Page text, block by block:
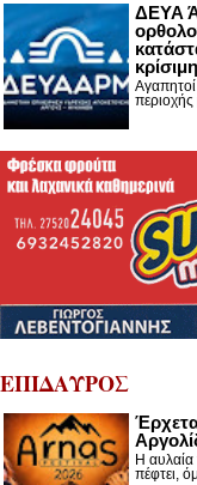
ΔΕΥΑ
κρίσιμη
ΕΠΙΔΑΥΡΟΣ
Η
πέφτει,